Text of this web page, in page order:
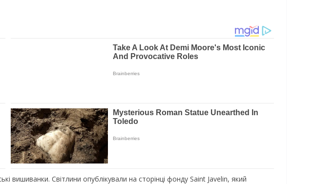
вишиванки. Світлини опублікували на сторінці фонду Saint Javelin, який